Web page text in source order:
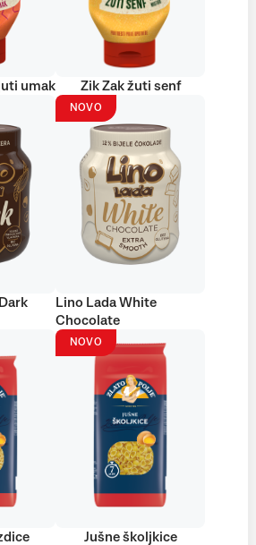
umak Zik Zak žuti senf
NOVO
Lino Lada White
Chocolate
NOVO
Jušne školjkice